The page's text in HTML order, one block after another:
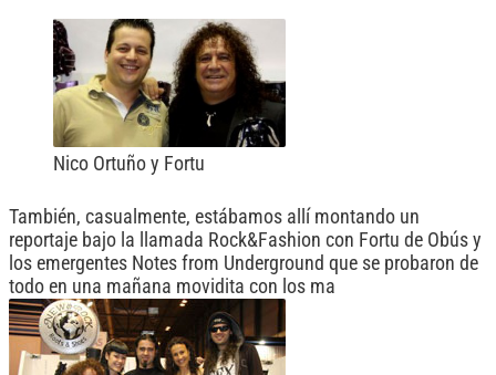
Nico Ortuño y Fortu
También, casualmente, estábamos allí montando un
reportaje bajo la llamada Rock&Fashion con Fortu de Obús y
los emergentes Notes from Underground que se probaron de
todo en una mañana movidita con los ma